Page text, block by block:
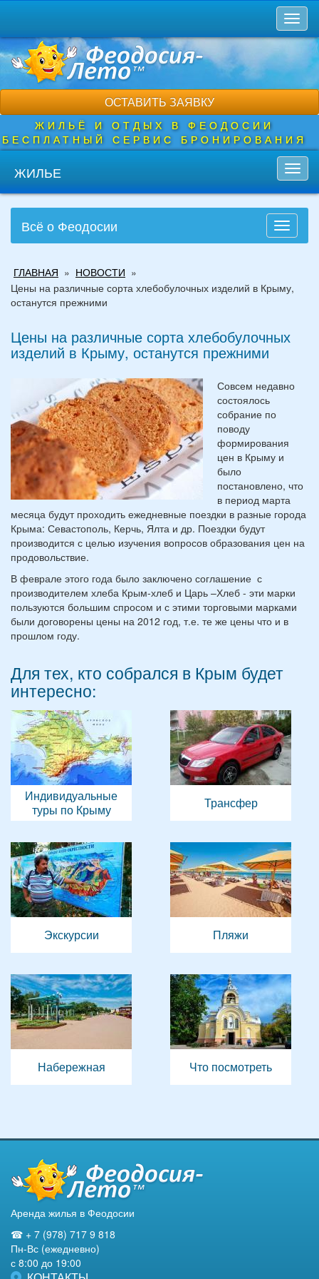
основному
содержанию
ОСТАВИТЬ ЗАЯВКУ
ЖИЛЬЁ И ОТДЫХ В ФЕОДОСИИ
БЕСПЛАТНЫЙ СЕРВИС БРОНИРОВАНИЯ
ЖИЛЬЕ
Toggle
Всё о Феодосии
здесь
ГЛАВНАЯ » НОВОСТИ »
Цены на различные сорта хлебобулочных изделий в Крыму,
останутся прежними
Цены на различные сорта хлебобулочных
изделий в Крыму, останутся прежними
Совсем недавно
состоялось
собрание по
поводу
формирования
цен в Крыму и
было
постановлено, что
в период марта
месяца будут проходить ежедневные поездки в разные города
Крыма: Севастополь, Керчь, Ялта и др. Поездки будут
производится с целью изучения вопросов образования цен на
продовольствие.
В феврале этого года было заключено соглашение с
производителем хлеба Крым-хлеб и Царь –Хлеб - эти марки
пользуются большим спросом и с этими торговыми марками
были договорены цены на 2012 год, т.е. те же цены что и в
прошлом году.
Для тех, кто собрался в Крым будет
интересно:
Индивидуальные
туры по Крыму
Трансфер
Экскурсии Пляжи
Набережная Что посмотреть
Аренда жилья в Феодосии
☎ + 7 (978) 717 9 818
Пн-Вс (ежедневно)
с 8:00 до 19:00